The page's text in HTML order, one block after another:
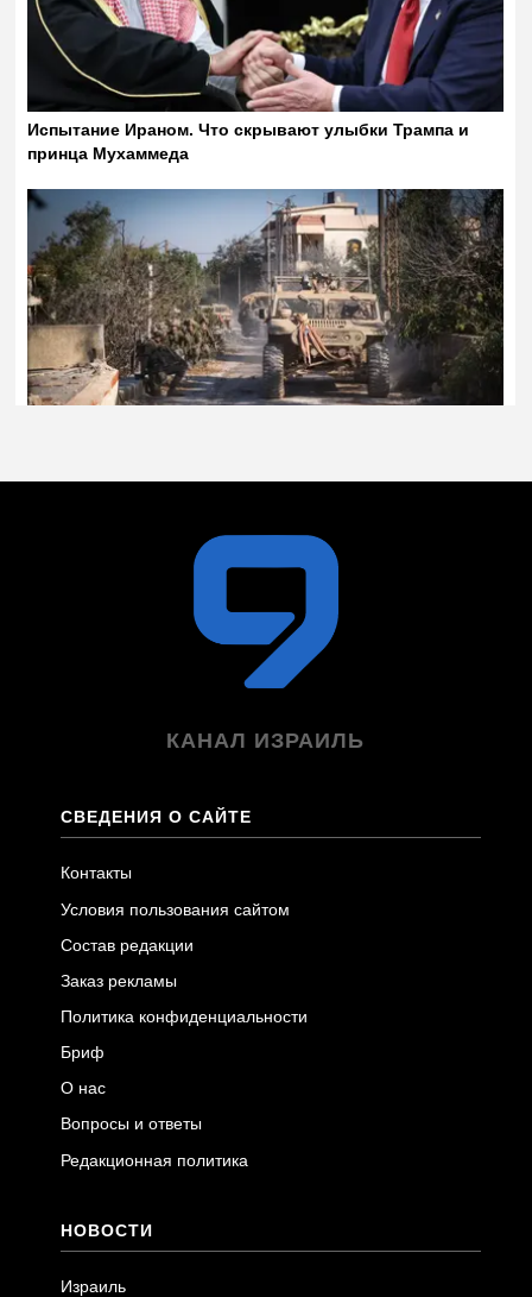
КАНАЛ ИЗРАИЛЬ
СВЕДЕНИЯ О САЙТЕ
Контакты
Условия пользования сайтом
Состав редакции
Заказ рекламы
Политика конфиденциальности
Бриф
О нас
Вопросы и ответы
Редакционная политика
НОВОСТИ
Израиль